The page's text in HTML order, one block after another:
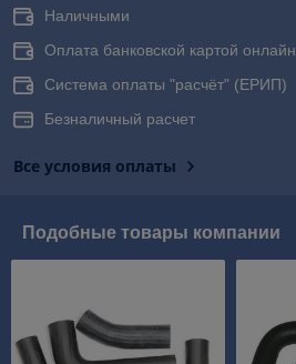
Наличными
Оплата банковской картой онлайн
Система оплаты "расчёт" (ЕРИП)
Безналичный расчет
Все условия оплаты
Подобные товары компании